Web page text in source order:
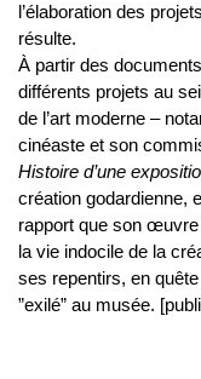
l’élaboration des
résulte.
À partir des
différents projets au
de l’art moderne –
cinéaste et son
Histoire d’une
création godardienne,
rapport que son
la vie indocile de la
ses repentirs, en
”exilé” au musée.